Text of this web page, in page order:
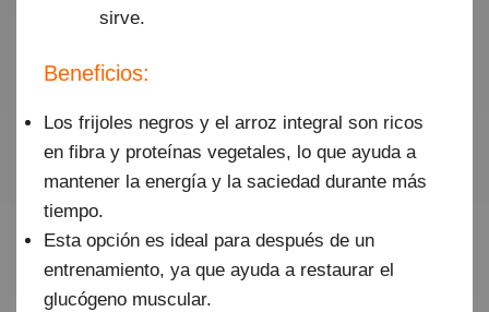
sirve.
Beneficios:
Los frijoles negros y el arroz integral son ricos
en fibra y proteínas vegetales, lo que ayuda a
mantener la energía y la saciedad durante más
tiempo.
Esta opción es ideal para después de un
entrenamiento, ya que ayuda a restaurar el
glucógeno muscular.